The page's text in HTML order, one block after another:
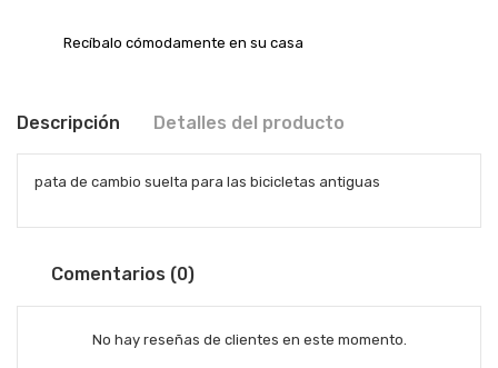
Recíbalo cómodamente en su casa
Descripción Detalles del producto
pata de cambio suelta para las bicicletas antiguas
Comentarios (0)
No hay reseñas de clientes en este momento.